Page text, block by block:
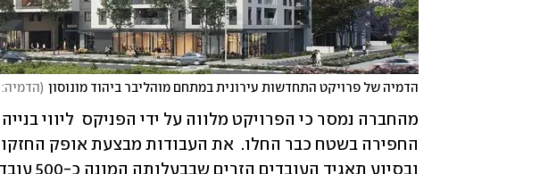
הדמיה של פרויקט התחדשות עירונית במתחם מוהליבר ביהוד מונוסון (הדמיה: 3division